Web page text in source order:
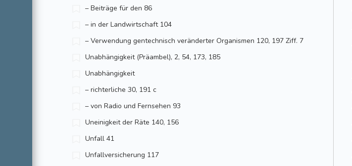
– Beiträge für den 86
– in der Landwirtschaft 104
– Verwendung gentechnisch veränderter Organismen 120, 197 Ziff. 7
Unabhängigkeit (Präambel), 2, 54, 173, 185
Unabhängigkeit
– richterliche 30, 191 c
– von Radio und Fernsehen 93
Uneinigkeit der Räte 140, 156
Unfall 41
Unfallversicherung 117